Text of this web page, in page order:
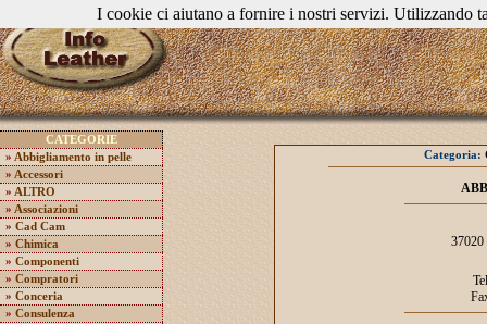
CATEGORIE
» Abbigliamento in pelle
» Accessori
» ALTRO
» Associazioni
» Cad Cam
» Chimica
» Componenti
» Compratori
» Conceria
» Consulenza
Categoria:
I cookie ci aiutano a fornire i nostri servizi. Utilizzando